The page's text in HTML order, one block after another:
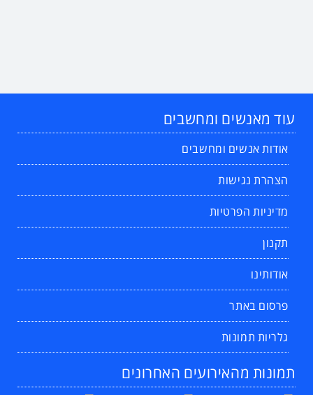
עוד מאנשים ומחשבים
אודות אנשים ומחשבים
הצהרת נגישות
מדיניות הפרטיות
תקנון
אודותינו
פרסום באתר
גלריות תמונות
תמונות מהאירועים האחרונים